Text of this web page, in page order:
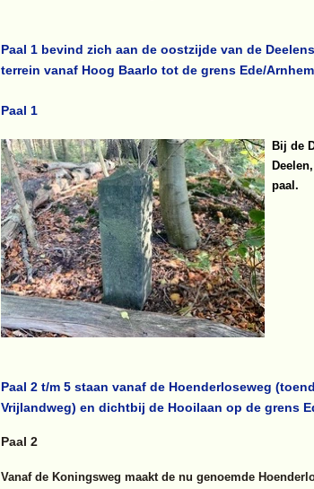
Paal 1 bevind zich aan de oostzijde van de
terrein vanaf Hoog Baarlo tot de grens Ede/
Paal 1
Bij de
paal.
Paal 2 t/m 5 staan vanaf de Hoenderloseweg
Vrijlandweg) en dichtbij de Hooilaan op de grens
Paal 2
Vanaf de Koningsweg maakt de nu genoemde